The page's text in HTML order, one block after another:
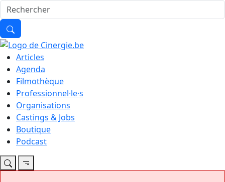
Articles
Agenda
Filmothèque
Professionnel·le·s
Organisations
Castings & Jobs
Boutique
Podcast